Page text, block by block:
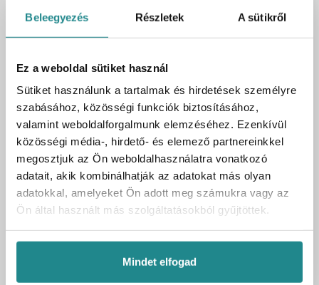
Beleegyezés Részletek A sütikről
Ez a weboldal sütiket használ
Sütiket használunk a tartalmak és hirdetések személyre
szabásához, közösségi funkciók biztosításához,
valamint weboldalforgalmunk elemzéséhez. Ezenkívül
közösségi média-, hirdető- és elemező partnereinkkel
megosztjuk az Ön weboldalhasználatra vonatkozó
adatait, akik kombinálhatják az adatokat más olyan
adatokkal, amelyeket Ön adott meg számukra vagy az
Ön által használt más szolgáltatásokból gyűjtöttek.
Mindet elfogad
Raktáron: 8 db
MB Fugázó simító 14x28
Kartonmennyiség
Bruttó egységár
1 985 Ft
Bruttó ár: 1 985 Ft/ 1 db
db Kosárba